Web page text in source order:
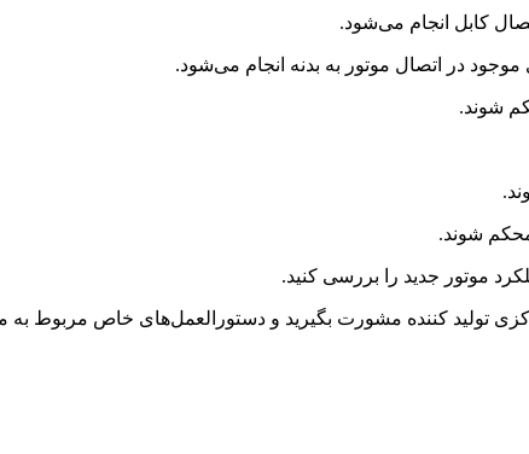
تولید کننده مشورت بگیرید و دستورالعمل‌های خاص مربوط به